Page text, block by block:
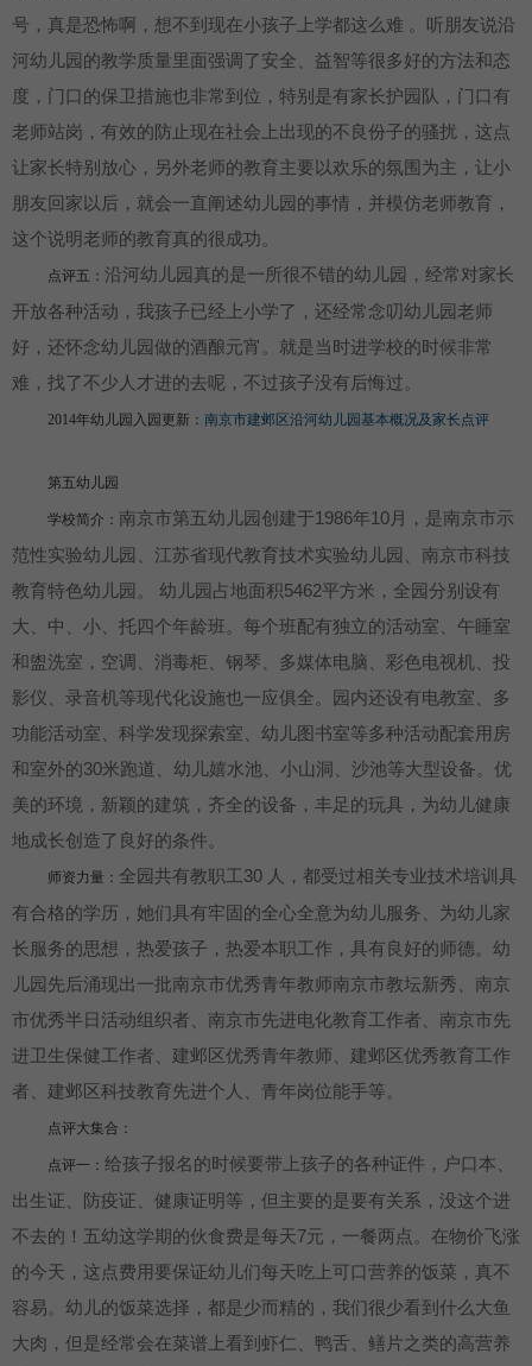
号，真是恐怖啊，想不到现在小孩子上学都这么难 。听朋友说沿
河幼儿园的教学质量里面强调了安全、益智等很多好的方法和态
度，门口的保卫措施也非常到位，特别是有家长护园队，门口有
老师站岗，有效的防止现在社会上出现的不良份子的骚扰，这点
让家长特别放心，另外老师的教育主要以欢乐的氛围为主，让小
朋友回家以后，就会一直阐述幼儿园的事情，并模仿老师教育，
这个说明老师的教育真的很成功。
点评五： 沿河幼儿园真的是一所很不错的幼儿园，经常对家长
开放各种活动，我孩子已经上小学了，还经常念叨幼儿园老师
好，还怀念幼儿园做的酒酿元宵。就是当时进学校的时候非常
难，找了不少人才进的去呢，不过孩子没有后悔过。
2014年幼儿园入园更新： 南京市建邺区沿河幼儿园基本概况及家长点评
第五幼儿园
学校简介： 南京市第五幼儿园创建于1986年10月，是南京市示
范性实验幼儿园、江苏省现代教育技术实验幼儿园、南京市科技
教育特色幼儿园。 幼儿园占地面积5462平方米，全园分别设有
大、中、小、托四个年龄班。每个班配有独立的活动室、午睡室
和盥洗室，空调、消毒柜、钢琴、多媒体电脑、彩色电视机、投
影仪、录音机等现代化设施也一应俱全。园内还设有电教室、多
功能活动室、科学发现探索室、幼儿图书室等多种活动配套用房
和室外的30米跑道、幼儿嬉水池、小山洞、沙池等大型设备。优
美的环境，新颖的建筑，齐全的设备，丰足的玩具，为幼儿健康
地成长创造了良好的条件。
师资力量： 全园共有教职工30 人，都受过相关专业技术培训具
有合格的学历，她们具有牢固的全心全意为幼儿服务、为幼儿家
长服务的思想，热爱孩子，热爱本职工作，具有良好的师德。幼
儿园先后涌现出一批南京市优秀青年教师南京市教坛新秀、南京
市优秀半日活动组织者、南京市先进电化教育工作者、南京市先
进卫生保健工作者、建邺区优秀青年教师、建邺区优秀教育工作
者、建邺区科技教育先进个人、青年岗位能手等。
点评大集合：
点评一： 给孩子报名的时候要带上孩子的各种证件，户口本、
出生证、防疫证、健康证明等，但主要的是要有关系，没这个进
不去的！五幼这学期的伙食费是每天7元，一餐两点。在物价飞涨
的今天，这点费用要保证幼儿们每天吃上可口营养的饭菜，真不
容易。幼儿的饭菜选择，都是少而精的，我们很少看到什么大鱼
大肉，但是经常会在菜谱上看到虾仁、鸭舌、鳝片之类的高营养